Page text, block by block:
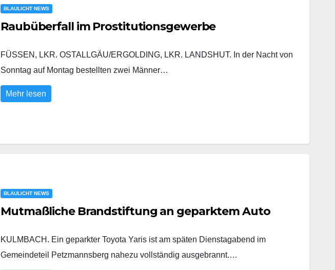
BLAULICHT NEWS
Raubüberfall im Prostitutionsgewerbe
FÜSSEN, LKR. OSTALLGÄU/ERGOLDING, LKR. LANDSHUT. In der Nacht von
Sonntag auf Montag bestellten zwei Männer…
Mehr lesen
BLAULICHT NEWS
Mutmaßliche Brandstiftung an geparktem Auto
KULMBACH. Ein geparkter Toyota Yaris ist am späten Dienstagabend im
Gemeindeteil Petzmannsberg nahezu vollständig ausgebrannt.…